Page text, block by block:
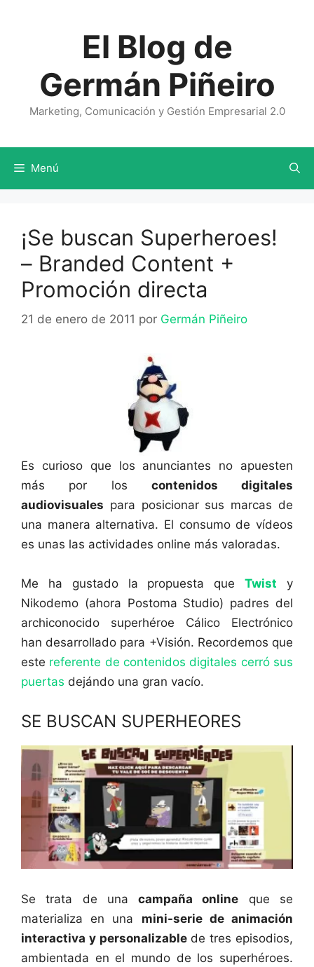
El Blog de
Germán Piñeiro
Marketing, Comunicación y Gestión Empresarial 2.0
Menú
¡Se buscan Superheroes!
– Branded Content +
Promoción directa
21 de enero de 2011 por Germán Piñeiro
Es curioso que los anunciantes no apuesten
más por los contenidos digitales
audiovisuales para posicionar sus marcas de
una manera alternativa. El consumo de vídeos
es unas las actividades online más valoradas.
Me ha gustado la propuesta queTwist y
Nikodemo (ahora Postoma Studio) padres del
archiconocido superhéroe Cálico Electrónico
han desarrollado para +Visión. Recordemos que
este referente de contenidos digitales cerró sus
puertas dejándo una gran vacío.
SE BUSCAN SUPERHEORES
Se trata de una campaña online que se
materializa en una mini-serie de animación
interactiva y personalizable de tres episodios,
ambientada en el mundo de los superhéroes.